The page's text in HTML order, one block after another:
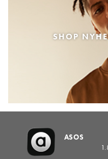
SHOP
ASOS